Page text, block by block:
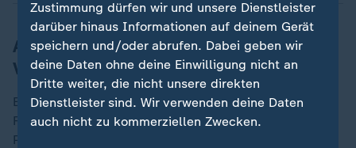
Antifeministische Strömungen auf dem
Vormarsch
Ein Fall, der exemplarisch für die Hürden unzähliger
Frauen in kommunalen Ämtern steht. Junge
Politikerinnen aus dem progressiven Spektrum werden
Zustimmung dürfen wir und unsere Dienstleister
darüber hinaus Informationen auf deinem Gerät
speichern und/oder abrufen. Dabei geben wir
deine Daten ohne deine Einwilligung nicht an
Dritte weiter, die nicht unsere direkten
Dienstleister sind. Wir verwenden deine Daten
auch nicht zu kommerziellen Zwecken.